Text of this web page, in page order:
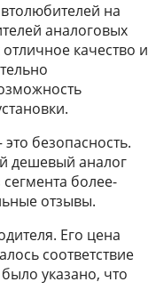
на
аналоговых
качество и
безопасность.
дешевый аналог
более-
отзывы.
Его цена
соответствие
указано, что